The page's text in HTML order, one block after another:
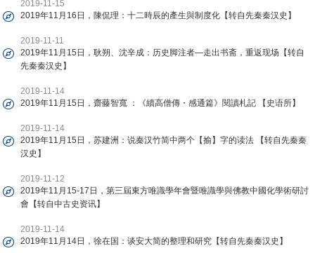
2019-11-15
2019年11月16日，陳侃理：十二時辰的產生與制度化【转自先秦秦汉史】
2019-11-11
2019年11月15日，耿朔、沈辛成：历史脚注者—走出书斋，重返现场【转自
先秦秦汉史】
2019-11-14
2019年11月15日，齋藤智寬 ：《續高僧傳・感通篇》閱讀札記 【史语所】
2019-11-14
2019年11月15日，苏建洲：说秦汉竹简中两个【揄】字的读法 【转自先秦秦
汉史】
2019-11-12
2019年11月15-17日，第三屆東方唯識學年會暨唯識學與佛教中國化學術研討
會【转自中古史资讯】
2019-11-14
2019年11月14日，徐在国：谈安大简的整理和研究【转自先秦秦汉史】